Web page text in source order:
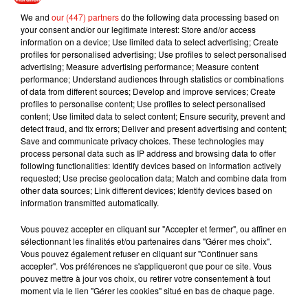
— Festival International du Film Policier de Beaune
(@BeaunePolar)27 février 2018
Musique
7 août 2026
Julien Lieb s’essaye à la vie de chatelain
dans son nouveau clip
7 août 2026
Madonna sort enfin le remix de « Love
Sensation » avec Kylie Minogue
We and our (447) partnersdo the following data processing based on
your consent and/or our legitimate interest: Store and/or access
information on a device; Use limited data to select advertising; Create
profiles for personalised advertising; Use profiles to select personalised
advertising; Measure advertising performance; Measure content
performance; Understand audiences through statistics or combinations
of data from different sources; Develop and improve services; Create
profiles to personalise content; Use profiles to select personalised
content; Use limited data to select content; Ensure security, prevent and
detect fraud, and fix errors; Deliver and present advertising and content;
Save and communicate privacy choices. These technologies may
process personal data such as IP address and browsing data to offer
following functionalities: Identify devices based on information actively
requested; Use precise geolocation data; Match and combine data from
other data sources; Link different devices; Identify devices based on
information transmitted automatically.
Vous pouvez accepter en cliquant sur "Accepter et fermer", ou affiner en
sélectionnant les finalités et/ou partenaires dans "Gérer mes choix".
Vous pouvez également refuser en cliquant sur "Continuer sans
accepter". Vos préférences ne s'appliqueront que pour ce site. Vous
pouvez mettre à jour vos choix, ou retirer votre consentement à tout
moment via le lien "Gérer les cookies" situé en bas de chaque page.